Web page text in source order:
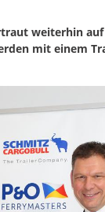
weiterhin
mit einem